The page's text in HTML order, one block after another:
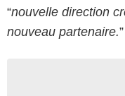
“nouvelle direction
nouveau partenaire.”